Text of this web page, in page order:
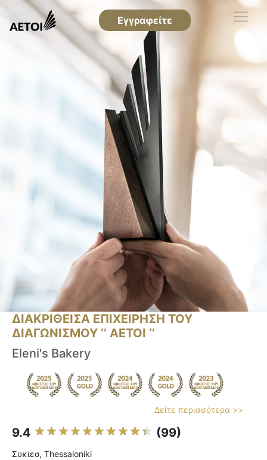
Εγγραφείτε
ΔΙΑΚΡΙΘΕΙΣΑ ΕΠΙΧΕΙΡΗΣΗ ΤΟΥ
ΔΙΑΓΩΝΙΣΜΟΥ ‘’ ΑΕΤΟΙ ‘’
Eleni's Bakery
Δείτε περισσότερα >>
9.4 (99)
Συκιεσ, Thessaloníki